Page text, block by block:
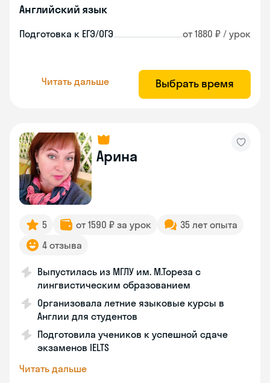
Английский язык
Подготовка к ЕГЭ/ОГЭ от 1880 ₽ / урок
Читать дальше Выбрать время
Арина
5 от 1590 ₽ за урок
35 лет опыта
4 отзыва
Выпустилась из МГЛУ им. М.Тореза с
лингвистическим образованием
Организовала летние языковые курсы в
Англии для студентов
Подготовила учеников к успешной сдаче
экзаменов IELTS
Читать дальше